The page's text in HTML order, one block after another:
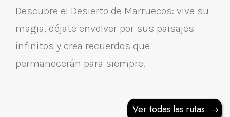
Descubre el Desierto de Marruecos: vive su
magia, déjate envolver por sus paisajes
infinitos y crea recuerdos que
permanecerán para siempre.
Ver todas las rutas